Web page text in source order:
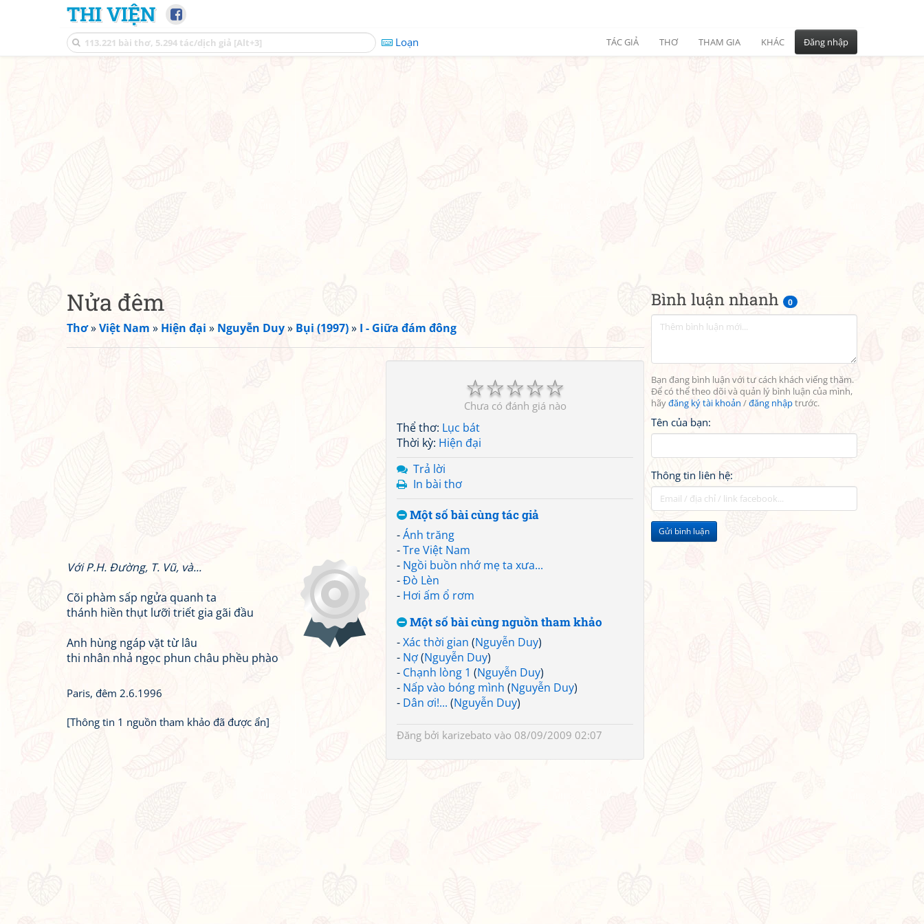
THI VIỆN
Loạn TÁC GIẢ THƠ THAM GIA KHÁC Đăng nhập
Bình luận nhanh 0
Bạn đang bình luận với tư cách khách viếng thăm.
Để có thể theo dõi và quản lý bình luận của mình,
hãyđăng ký tài khoản /đăng nhậptrước.
Tên của bạn:
Thông tin liên hệ:
Gửi bình luận
Nửa đêm
Thơ»Việt Nam » Hiện đại » Nguyễn Duy» Bụi (1997)» I - Giữa đám đông
☆
☆
☆
☆
☆
Chưa có đánh giá nào
Thể thơ: Lục bát
Thời kỳ: Hiện đại
Trả lời
In bài thơ
Một số bài cùng tác giả
-Ánh trăng
-Tre Việt Nam
- Ngồi buồn nhớ mẹ ta xưa...
-Đò Lèn
- Hơi ấm ổ rơm
Một số bài cùng nguồn tham khảo
-Xác thời gian (Nguyễn Duy)
- Nợ(Nguyễn Duy)
- Chạnh lòng 1 (Nguyễn Duy)
- Nấp vào bóng mình (Nguyễn Duy)
- Dân ơi!... (Nguyễn Duy)
Đăng bởi karizebato vào 08/09/2009 02:07
Với P.H. Đường, T. Vũ, và...
Cõi phàm sấp ngửa quanh ta
thánh hiền thụt lưỡi triết gia gãi đầu
Anh hùng ngáp vặt từ lâu
thi nhân nhả ngọc phun châu phều phào
Paris, đêm 2.6.1996
[Thông tin 1 nguồn tham khảo đã được ẩn]